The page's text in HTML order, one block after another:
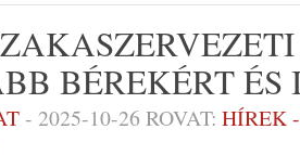
BÉREKÉRT
- 2025-10-26 ROVAT: HÍREK